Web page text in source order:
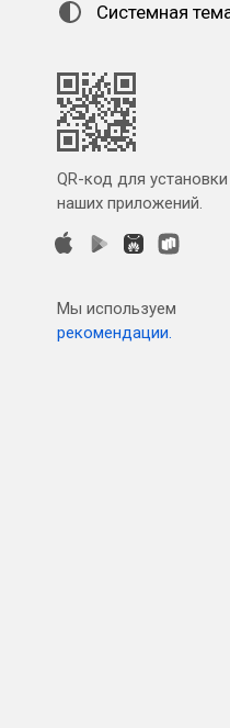
Системная
QR-код для установки
наших приложений.
Мы используем
рекомендации.